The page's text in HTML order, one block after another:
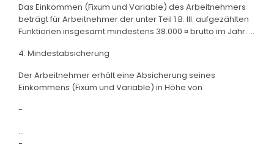
Das Einkommen (Fixum und Variable) des Arbeitnehmers
beträgt für Arbeitnehmer der unter Teil 1 B. III. aufgezählten
Funktionen insgesamt mindestens 38.000 ¤ brutto im Jahr. ...
4. Mindestabsicherung
Der Arbeitnehmer erhält eine Absicherung seines
Einkommens (Fixum und Variable) in Höhe von
-
...
-